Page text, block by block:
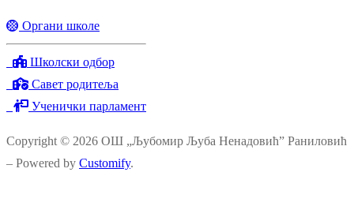
Органи школе
Школски одбор
Савет родитеља
Ученички парламент
Copyright © 2026 ОШ „Љубомир Љуба Ненадовић” Раниловић
– Powered by Customify.